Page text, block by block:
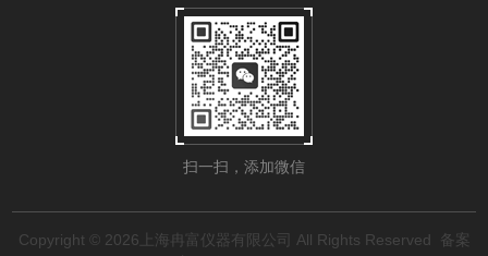
扫一扫，添加微信
Copyright © 2026上海冉富仪器有限公司 All Rights Reserved
备案